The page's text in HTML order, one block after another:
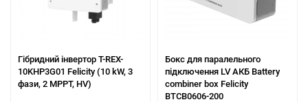
Гібридний інвертор T-REX-
10KHP3G01 Felicity (10 kW, 3
фази, 2 MPPT, HV)
Бокс для паралельного
підключення LV АКБ Battery
combiner box Felicity
BTCB0606-200